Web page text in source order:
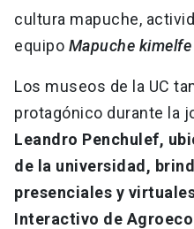
cultura mapuche,
equipo Mapuche
Los museos de la UC
protagónico durante la
Leandro Penchulef,
de la universidad,
presenciales y
Interactivo de